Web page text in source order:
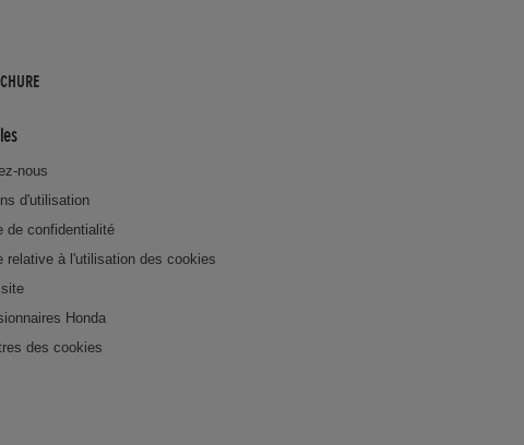
nous
d'utilisation
de confidentialité
relative à l'utilisation des cookies
Honda
des cookies